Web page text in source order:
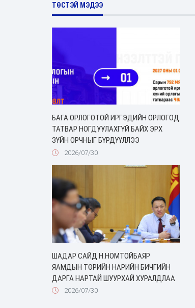
ТӨСТЭЙ МЭДЭЭ
БАГА ОРЛОГОТОЙ ИРГЭДИЙН ОРЛОГОД
ТАТВАР НОГДУУЛАХГҮЙ БАЙХ ЭРХ
ЗҮЙН ОРЧНЫГ БҮРДҮҮЛЛЭЭ
2026/07/30
ШАДАР САЙД Н.НОМТОЙБАЯР
ЯАМДЫН ТӨРИЙН НАРИЙН БИЧГИЙН
ДАРГА НАРТАЙ ШУУРХАЙ ХУРАЛДЛАА
2026/07/30